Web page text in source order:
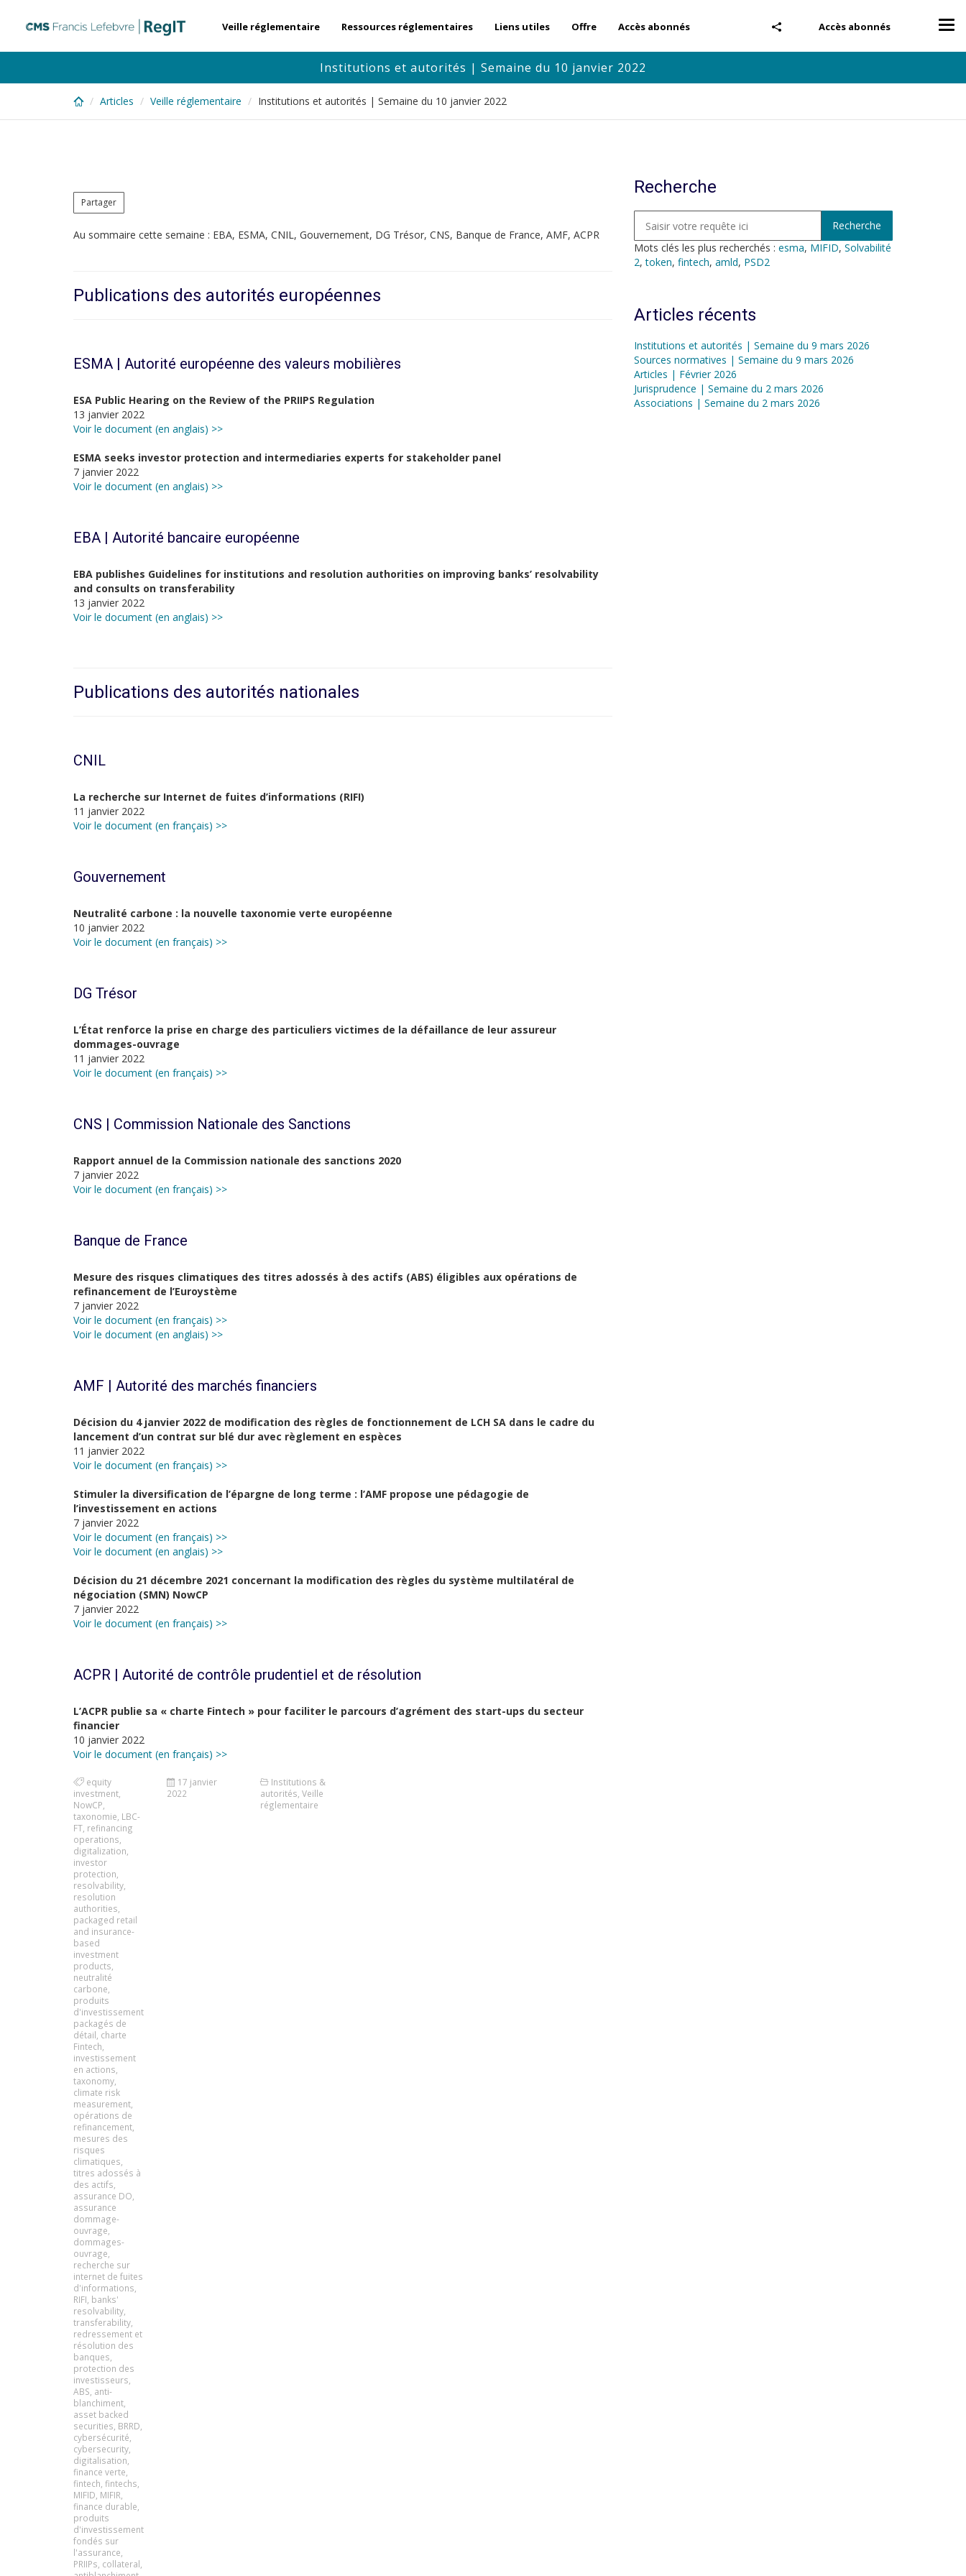
content
Accès abonnés
Veille réglementaire Ressources réglementaires Liens utiles Offre Accès abonnés
Institutions et autorités | Semaine du 10 janvier 2022
Articles Veille réglementaire Institutions et autorités | Semaine du 10 janvier 2022
Partager
Au sommaire cette semaine : EBA, ESMA, CNIL, Gouvernement, DG Trésor, CNS, Banque de France, AMF, ACPR
Publications des autorités européennes
ESMA | Autorité européenne des valeurs mobilières
ESA Public Hearing on the Review of the PRIIPS Regulation
13 janvier 2022
Voir le document (en anglais) >>
ESMA seeks investor protection and intermediaries experts for stakeholder panel
7 janvier 2022
Voir le document (en anglais) >>
EBA | Autorité bancaire européenne
EBA publishes Guidelines for institutions and resolution authorities on improving banks’ resolvability
and consults on transferability
13 janvier 2022
Voir le document (en anglais) >>
Publications des autorités nationales
CNIL
La recherche sur Internet de fuites d’informations (RIFI)
11 janvier 2022
Voir le document (en français) >>
Gouvernement
Neutralité carbone : la nouvelle taxonomie verte européenne
10 janvier 2022
Voir le document (en français) >>
DG Trésor
L’État renforce la prise en charge des particuliers victimes de la défaillance de leur assureur
dommages-ouvrage
11 janvier 2022
Voir le document (en français) >>
CNS | Commission Nationale des Sanctions
Rapport annuel de la Commission nationale des sanctions 2020
7 janvier 2022
Voir le document (en français) >>
Banque de France
Mesure des risques climatiques des titres adossés à des actifs (ABS) éligibles aux opérations de
refinancement de l’Euroystème
7 janvier 2022
Voir le document (en français) >>
Voir le document (en anglais) >>
AMF | Autorité des marchés financiers
Décision du 4 janvier 2022 de modification des règles de fonctionnement de LCH SA dans le cadre du
lancement d’un contrat sur blé dur avec règlement en espèces
11 janvier 2022
Voir le document (en français) >>
Stimuler la diversification de l’épargne de long terme : l’AMF propose une pédagogie de
l’investissement en actions
7 janvier 2022
Voir le document (en français) >>
Voir le document (en anglais) >>
Décision du 21 décembre 2021 concernant la modification des règles du système multilatéral de
négociation (SMN) NowCP
7 janvier 2022
Voir le document (en français) >>
ACPR | Autorité de contrôle prudentiel et de résolution
L’ACPR publie sa « charte Fintech » pour faciliter le parcours d’agrément des start-ups du secteur
financier
10 janvier 2022
Voir le document (en français) >>
equity
investment
NowCP
taxonomie LBC-
FT refinancing
operations
digitalization
investor
protection
resolvability
resolution
authorities
packaged retail
and insurance-
based
investment
products
neutralité
carbone
produits
d'investissement
packagés de
détail charte
Fintech
investissement
en actions
taxonomy
climate risk
measurement
opérations de
refinancement
mesures des
risques
climatiques
titres adossés à
des actifs
assurance DO
assurance
dommage-
ouvrage
dommages-
ouvrage
recherche sur
internet de fuites
d'informations
RIFI banks'
resolvability
transferability
redressement et
résolution des
banques
protection des
investisseurs
ABS anti-
blanchiment
asset backed
securities BRRD
cybersécurité
cybersecurity
digitalisation
finance verte
fintech fintechs
MIFID MIFIR
finance durable
produits
d'investissement
fondés sur
l'assurance
PRIIPs collateral
17 janvier
2022
Institutions &
autorités Veille
réglementaire
Recherche
Mots clés les plus recherchés : esma, MIFID, Solvabilité
2,token, fintech, amld, PSD2
Articles récents
Institutions et autorités | Semaine du 9 mars 2026
Sources normatives | Semaine du 9 mars 2026
Articles | Février 2026
Jurisprudence | Semaine du 2 mars 2026
Associations | Semaine du 2 mars 2026